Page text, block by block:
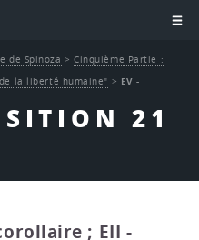
21
de Spinoza >Cinquième Partie :
la liberté humaine" > EV -
; EII -